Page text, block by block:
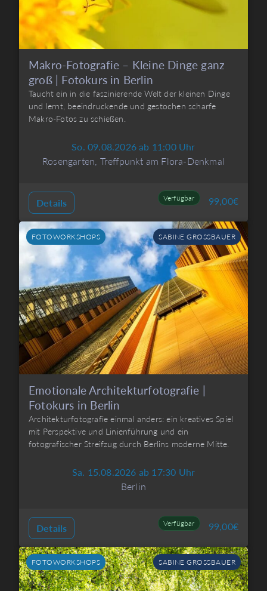
Makro-Fotografie – Kleine Dinge ganz
groß | Fotokurs in Berlin
Taucht ein in die faszinierende Welt der kleinen Dinge
und lernt, beeindruckende und gestochen scharfe
Makro-Fotos zu schießen.
So. 09.08.2026 ab 11:00 Uhr
Rosengarten, Treffpunkt am Flora-Denkmal
Details Verfügbar 99,00€
FOTOWORKSHOPS SABINE GROSSBAUER
Emotionale Architekturfotografie |
Fotokurs in Berlin
Architekturfotografie einmal anders: ein kreatives Spiel
mit Perspektive und Linienführung und ein
fotografischer Streifzug durch Berlins moderne Mitte.
Sa. 15.08.2026 ab 17:30 Uhr
Berlin
Details Verfügbar 99,00€
FOTOWORKSHOPS SABINE GROSSBAUER